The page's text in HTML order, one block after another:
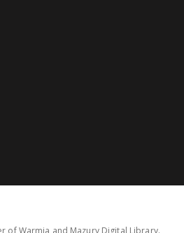
of Warmia and Mazury Digital Library.